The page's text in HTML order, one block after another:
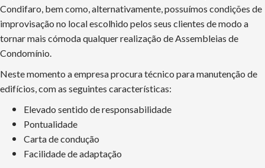
Condifaro, bem como, alternativamente, possuímos condições de
improvisação no local escolhido pelos seus clientes de modo a
tornar mais cómoda qualquer realização de Assembleias de
Condomínio.
Neste momento a empresa procura técnico para manutenção de
edifícios, com as seguintes características:
Elevado sentido de responsabilidade
Pontualidade
Carta de condução
Facilidade de adaptação